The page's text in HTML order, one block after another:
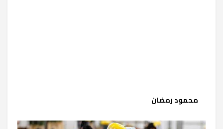
محمود رمضان